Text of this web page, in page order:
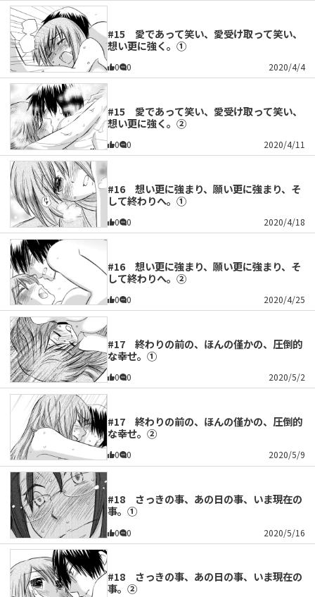
#15 愛であって笑い、愛受け取って笑い、
想い更に強く。①
0 0 2020/4/4
#15 愛であって笑い、愛受け取って笑い、
想い更に強く。②
0 0 2020/4/11
#16 想い更に強まり、願い更に強まり、そ
して終わりへ。①
0 0 2020/4/18
#16 想い更に強まり、願い更に強まり、そ
して終わりへ。②
0 0 2020/4/25
#17 終わりの前の、ほんの僅かの、圧倒的
な幸せ。①
0 0 2020/5/2
#17 終わりの前の、ほんの僅かの、圧倒的
な幸せ。②
0 0 2020/5/9
#18 さっきの事、あの日の事、いま現在の
事。①
0 0 2020/5/16
#18 さっきの事、あの日の事、いま現在の
事。②